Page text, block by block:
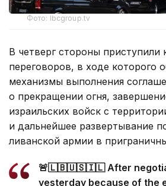
Фото: lbcgroup.tv
В четверг стороны приступили
переговоров, в ходе которого
механизмы выполнения
о прекращении огня,
израильских войск с
и дальнейшее развертывание
ливанской армии в
🚨🇱🇧🇺🇸🇮🇱 After
yesterday because of the